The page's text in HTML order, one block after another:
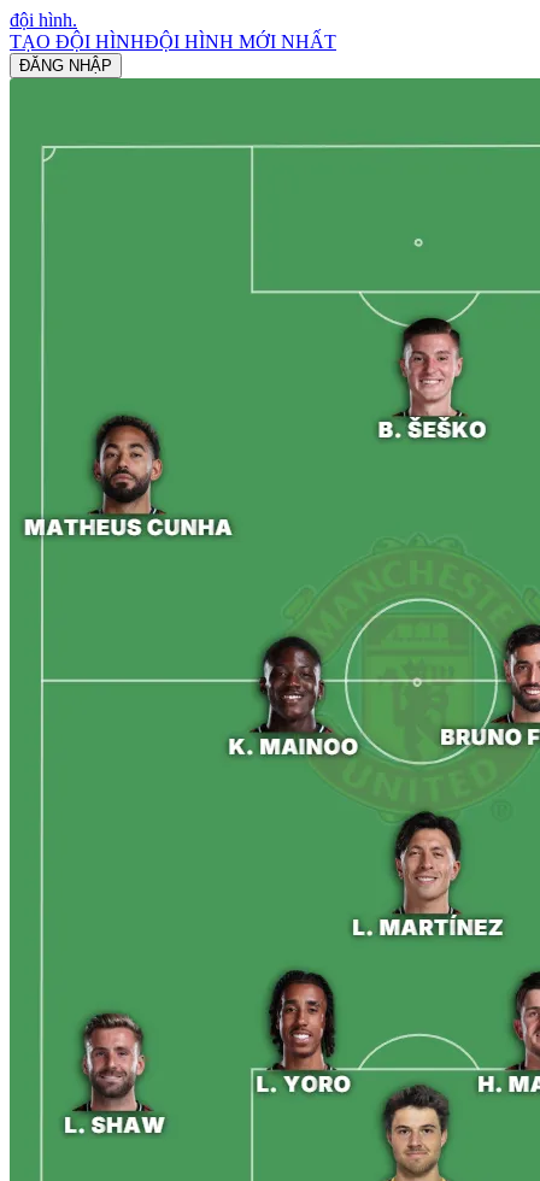
đội hình.
TẠO ĐỘI HÌNHĐỘI HÌNH MỚI NHẤT
ĐĂNG NHẬP